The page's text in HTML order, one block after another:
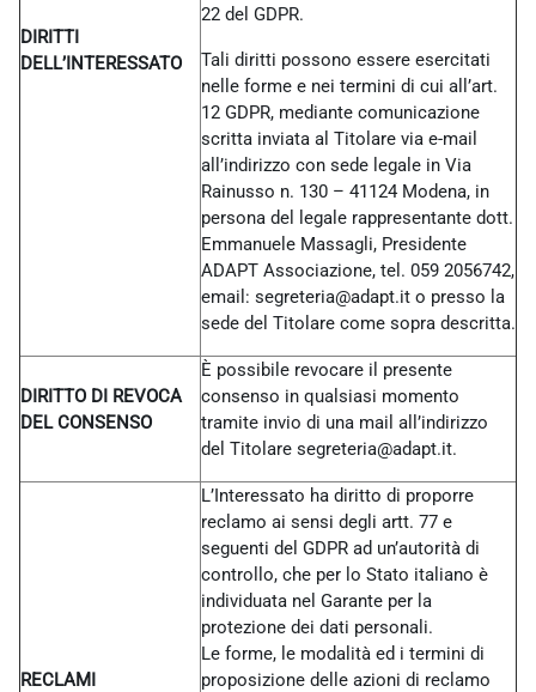
DIRITTI
DELL’INTERESSATO
22 del GDPR.
Tali diritti possono essere esercitati
nelle forme e nei termini di cui all’art.
12 GDPR, mediante comunicazione
scritta inviata al Titolare via e-mail
all’indirizzo con sede legale in Via
Rainusso n. 130 – 41124 Modena, in
persona del legale rappresentante dott.
Emmanuele Massagli, Presidente
ADAPT Associazione, tel. 059 2056742,
email: segreteria@adapt.it o presso la
sede del Titolare come sopra descritta.
DIRITTO DI REVOCA
DEL CONSENSO
È possibile revocare il presente
consenso in qualsiasi momento
tramite invio di una mail all’indirizzo
del Titolare segreteria@adapt.it.
RECLAMI
L’Interessato ha diritto di proporre
reclamo ai sensi degli artt. 77 e
seguenti del GDPR ad un’autorità di
controllo, che per lo Stato italiano è
individuata nel Garante per la
protezione dei dati personali.
Le forme, le modalità ed i termini di
proposizione delle azioni di reclamo